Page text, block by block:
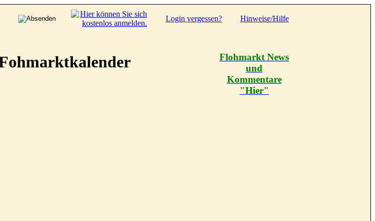
Login vergessen? Hinweise/Hilfe
Flohmarkt News
und
Kommentare
"Hier"